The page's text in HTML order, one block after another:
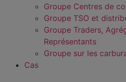
Groupe Centres de
Groupe TSO et
Groupe Traders,
Représentants
Groupe sur les
Cas